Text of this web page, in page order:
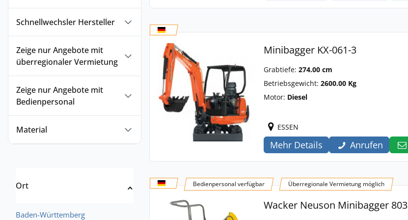
Schnellwechsler Hersteller
Zeige nur Angebote mit
überregionaler Vermietung
Zeige nur Angebote mit
Bedienpersonal
Material
Ort
Baden-Württemberg
Minibagger KX-061-3
Grabtiefe: 274.00 cm
Betriebsgewicht: 2600.00 Kg
Motor: Diesel
ESSEN
Mehr Details Anrufen
Bedienpersonal verfügbar Überregionale Vermietung möglich
Wacker Neuson Minibagger 803